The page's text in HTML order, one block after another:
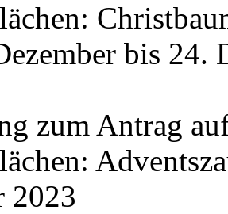
bis 24.
zum Antrag
2023